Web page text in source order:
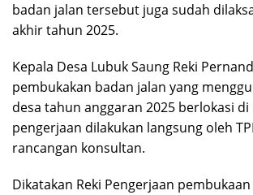
badan jalan tersebut juga sudah
akhir tahun 2025.
Kepala Desa Lubuk Saung Reki
pembukakan badan jalan yang
desa tahun anggaran 2025 berlokasi di
pengerjaan dilakukan langsung oleh
rancangan konsultan.
Dikatakan Reki Pengerjaan